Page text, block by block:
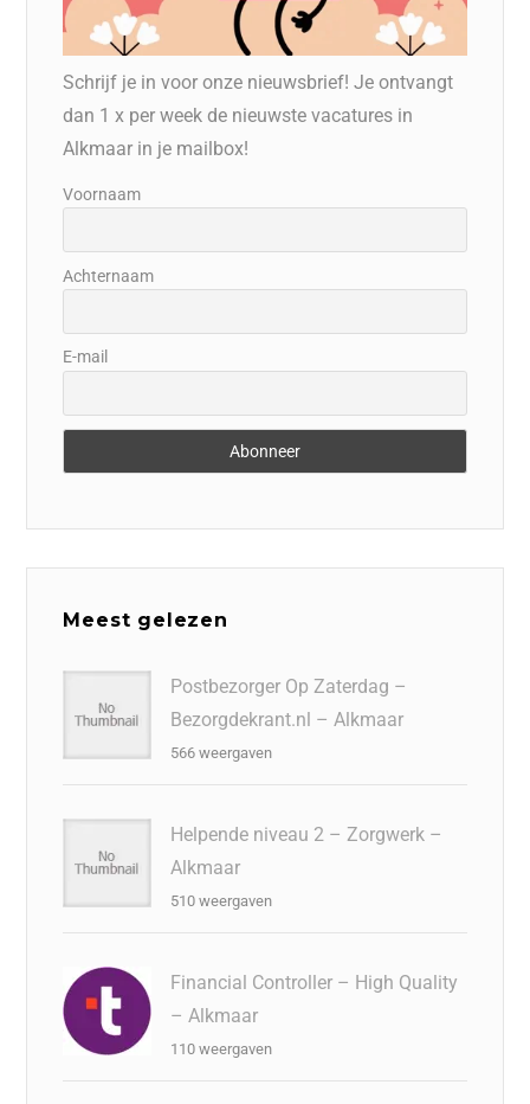
Schrijf je in voor onze nieuwsbrief! Je ontvangt
dan 1 x per week de nieuwste vacatures in
Alkmaar in je mailbox!
Voornaam
Achternaam
E-mail
Meest gelezen
Postbezorger Op Zaterdag –
Bezorgdekrant.nl – Alkmaar
566 weergaven
Helpende niveau 2 – Zorgwerk –
Alkmaar
510 weergaven
Financial Controller – High Quality
– Alkmaar
110 weergaven